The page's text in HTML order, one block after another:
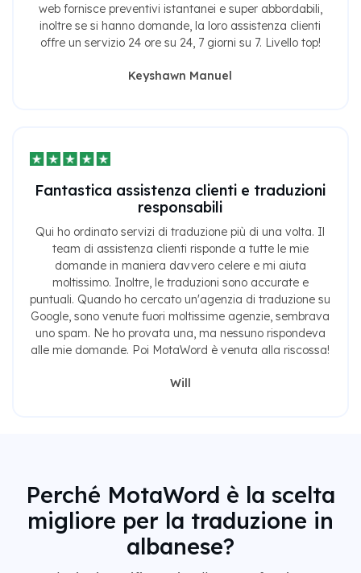
web fornisce preventivi istantanei e super abbordabili,
inoltre se si hanno domande, la loro assistenza clienti
offre un servizio 24 ore su 24, 7 giorni su 7. Livello top!
Keyshawn Manuel
Fantastica assistenza clienti e traduzioni
responsabili
Qui ho ordinato servizi di traduzione più di una volta. Il
team di assistenza clienti risponde a tutte le mie
domande in maniera davvero celere e mi aiuta
moltissimo. Inoltre, le traduzioni sono accurate e
puntuali. Quando ho cercato un'agenzia di traduzione su
Google, sono venute fuori moltissime agenzie, sembrava
uno spam. Ne ho provata una, ma nessuno rispondeva
alle mie domande. Poi MotaWord è venuta alla riscossa!
Will
Perché MotaWord è la scelta
migliore per la traduzione in
albanese?